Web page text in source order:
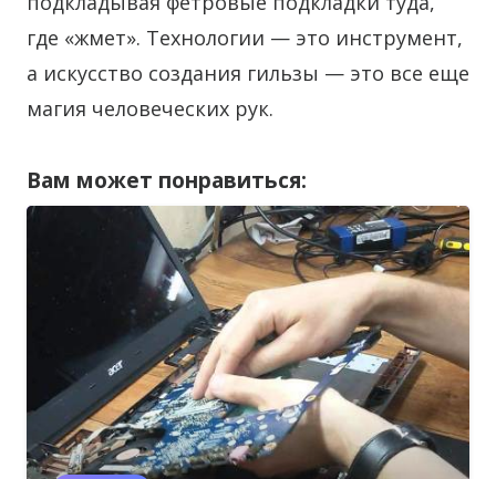
где «жмет». Технологии — это инструмент,
а искусство создания гильзы — это все еще
магия человеческих рук.
Вам может понравиться: